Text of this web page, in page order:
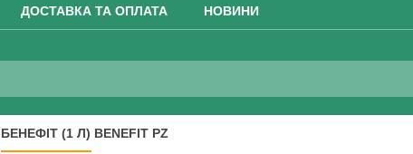
ДОСТАВКА ТА ОПЛАТА НОВИНИ
БЕНЕФІТ (1 Л) BENEFIT PZ